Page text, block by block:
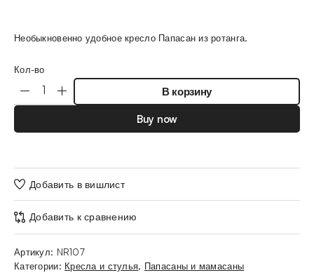
Необыкновенно удобное кресло Папасан из ротанга.
Кол-во
В корзину
Buy now
Добавить в вишлист
Добавить к сравнению
Артикул: NR107
Категории: Кресла и стулья, Папасаны и мамасаны